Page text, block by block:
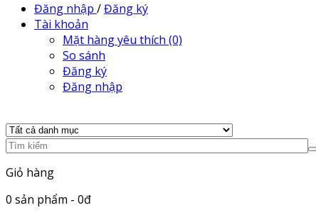
Đăng nhập /Đăng ký
Tài khoản
Mặt hàng yêu thích (0)
So sánh
Đăng ký
Đăng nhập
Giỏ hàng
0 sản phẩm - 0đ